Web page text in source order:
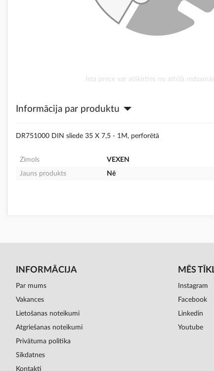
sākumu
Īsta prece var atšķirties no attēlā redzamās
Informācija par produktu
DR751000 DIN sliede 35 X 7,5 - 1M, perforētā
Zīmols
VEXEN
Jauns produkts
Nē
INFORMĀCIJA
Par mums
Vakances
Lietošanas noteikumi
Atgriešanas noteikumi
Privātuma politika
Sīkdatnes
Kontakti
MĒS
Instagram
Facebook
Linkedin
Youtube